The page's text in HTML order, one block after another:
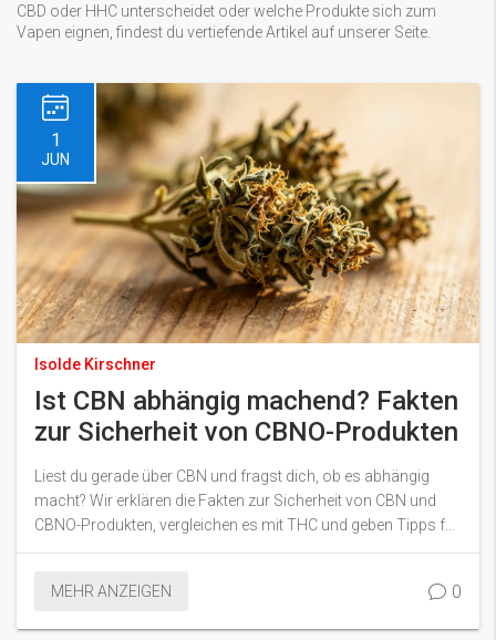
CBD oder HHC unterscheidet oder welche Produkte sich zum
Vapen eignen, findest du vertiefende Artikel auf unserer Seite.
1
JUN
Isolde Kirschner
Ist CBN abhängig machend? Fakten
zur Sicherheit von CBNO-Produkten
Liest du gerade über CBN und fragst dich, ob es abhängig
macht? Wir erklären die Fakten zur Sicherheit von CBN und
CBNO-Produkten, vergleichen es mit THC und geben Tipps für
den sicheren Umgang.
MEHR ANZEIGEN 0